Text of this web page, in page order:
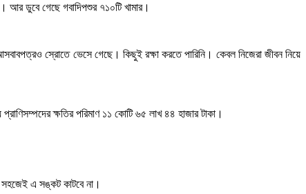
আর ডুবে গেছে গবাদিপশুর ৭১০টি খামার।
স্রোতে ভেসে গেছে। কিছুই রক্ষা করতে পারিনি। কেবল নিজেরা জীবন নিয়ে
ক্ষতির পরিমাণ ১১ কোটি ৬৫ লাখ ৪৪ হাজার টাকা।
সহজেই এ সঙ্কট কাটবে না।